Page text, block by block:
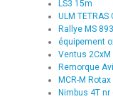
LS3 15m
ULM TETRAS
Rallye MS
équipement
Ventus 2CxM
Remorque
MCR-M
Nimbus 4T nr